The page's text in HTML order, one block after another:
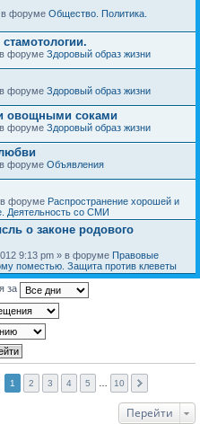
в форуме Общество. Политика.
форуме Здоровый образ жизни
форуме Здоровый образ жизни
овощными соками
форуме Здоровый образ жизни
форуме Объявления
в форуме Распространение хорошей и
Деятельность со СМИ
о законе родового
9:13 pm » в форуме Правовые
поместью. Защита против клеветы
за
1 2 3 4 5 10
Перейти